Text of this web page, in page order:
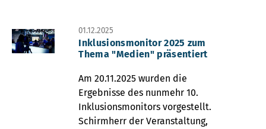
01.12.2025
Inklusionsmonitor 2025 zum
Thema "Medien" präsentiert
Am 20.11.2025 wurden die
Ergebnisse des nunmehr 10.
Inklusionsmonitors vorgestellt.
Schirmherr der Veranstaltung,